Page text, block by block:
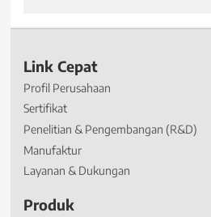
Link Cepat
Profil Perusahaan
Sertifikat
Penelitian & Pengembangan (R&D)
Manufaktur
Layanan & Dukungan
Produk